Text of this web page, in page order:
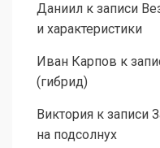
Даниил к записи
и характеристики
Иван Карпов к
(гибрид)
Виктория к записи
на подсолнух